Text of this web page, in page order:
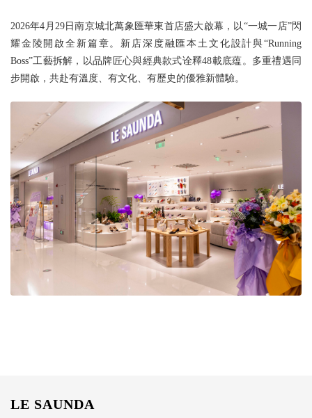
2026年4月29日南京城北萬象匯華東首店盛大啟幕，以“一城一店”閃
耀金陵開啟全新篇章。新店深度融匯本土文化設計與“Running
Boss”工藝拆解，以品牌匠心與經典款式诠釋48載底蕴。多重禮遇同
步開啟，共赴有溫度、有文化、有歷史的優雅新體驗。
LE SAUNDA